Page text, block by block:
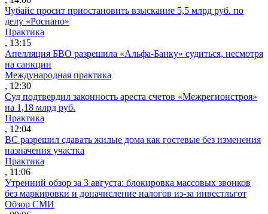
Чубайс просит приостановить взыскание 5,5 млрд руб. по
делу «Роснано»
Практика
, 13:15
Апелляция БВО разрешила «Альфа-Банку» судиться, несмотря
на санкции
Международная практика
, 12:30
Суд подтвердил законность ареста счетов «Межрегионстроя»
на 1,18 млрд руб.
Практика
, 12:04
ВС разрешил сдавать жилые дома как гостевые без изменения
назначения участка
Практика
, 11:06
Утренний обзор за 3 августа: блокировка массовых звонков
без маркировки и доначисление налогов из-за инвестльгот
Обзор СМИ